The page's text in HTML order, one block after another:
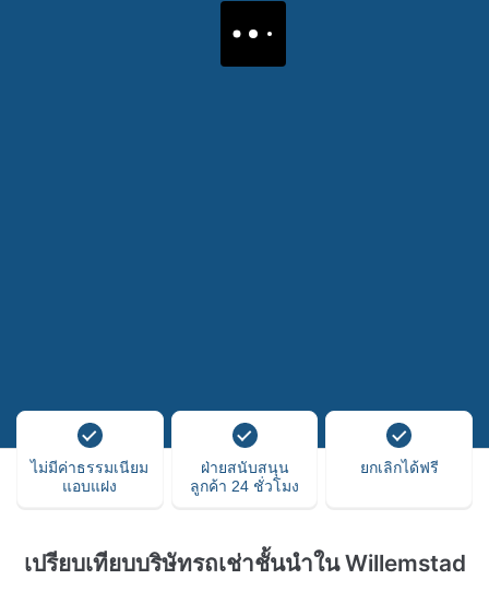
ไม่มีค่าธรรมเนียม
แอบแฝง
ฝ่ายสนับสนุน
ลูกค้า 24 ชั่วโมง
ยกเลิกได้ฟรี
เปรียบเทียบบริษัทรถเช่าชั้นนำใน Willemstad